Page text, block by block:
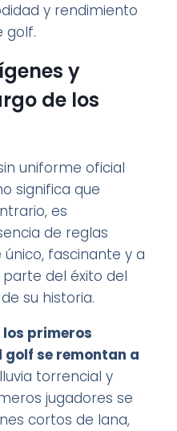
y rendimiento
golf.
y
de los
uniforme oficial
significa que
es
de reglas
fascinante y a
del éxito del
su historia.
primeros
se remontan a
torrencial y
jugadores se
cortos de lana,